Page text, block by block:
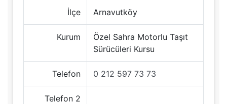
İlçe Arnavutköy
Kurum
Özel Sahra Motorlu Taşıt
Sürücüleri Kursu
Telefon 0 212 597 73 73
Telefon 2